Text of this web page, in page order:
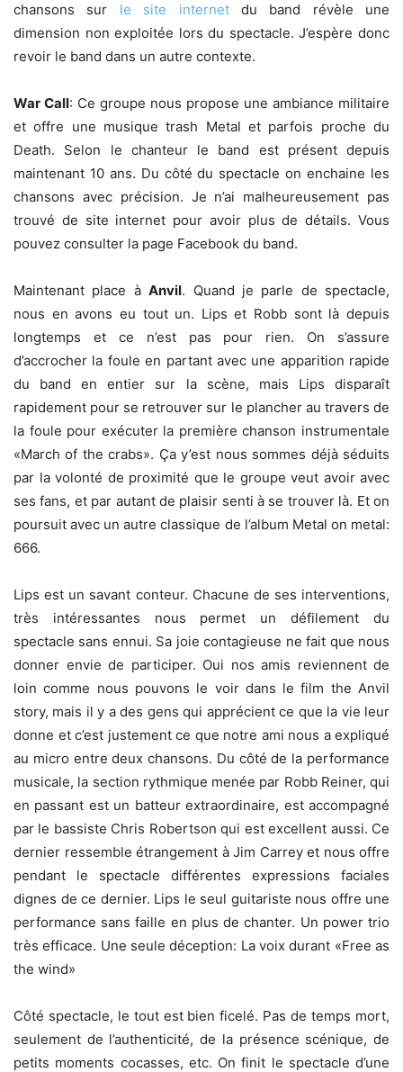
chansons sur le site internetdu band révèle une
dimension non exploitée lors du spectacle. J’espère donc
revoir le band dans un autre contexte.
War Call: Ce groupe nous propose une ambiance militaire
et offre une musique trash Metal et parfois proche du
Death. Selon le chanteur le band est présent depuis
maintenant 10 ans. Du côté du spectacle on enchaine les
chansons avec précision. Je n’ai malheureusement pas
trouvé de site internet pour avoir plus de détails. Vous
pouvez consulter la page Facebook du band.
Maintenant place àAnvil. Quand je parle de spectacle,
nous en avons eu tout un. Lips et Robb sont là depuis
longtemps et ce n’est pas pour rien. On s’assure
d’accrocher la foule en partant avec une apparition rapide
du band en entier sur la scène, mais Lips disparaît
rapidement pour se retrouver sur le plancher au travers de
la foule pour exécuter la première chanson instrumentale
«March of the crabs». Ça y’est nous sommes déjà séduits
par la volonté de proximité que le groupe veut avoir avec
ses fans, et par autant de plaisir senti à se trouver là. Et on
poursuit avec un autre classique de l’album Metal on metal:
666.
Lips est un savant conteur. Chacune de ses interventions,
très intéressantes nous permet un défilement du
spectacle sans ennui. Sa joie contagieuse ne fait que nous
donner envie de participer. Oui nos amis reviennent de
loin comme nous pouvons le voir dans le film the Anvil
story, mais il y a des gens qui apprécient ce que la vie leur
donne et c’est justement ce que notre ami nous a expliqué
au micro entre deux chansons. Du côté de la performance
musicale, la section rythmique menée par Robb Reiner, qui
en passant est un batteur extraordinaire, est accompagné
par le bassiste Chris Robertson qui est excellent aussi. Ce
dernier ressemble étrangement à Jim Carrey et nous offre
pendant le spectacle différentes expressions faciales
dignes de ce dernier. Lips le seul guitariste nous offre une
performance sans faille en plus de chanter. Un power trio
très efficace. Une seule déception: La voix durant «Free as
the wind»
Côté spectacle, le tout est bien ficelé. Pas de temps mort,
seulement de l’authenticité, de la présence scénique, de
petits moments cocasses, etc. On finit le spectacle d’une